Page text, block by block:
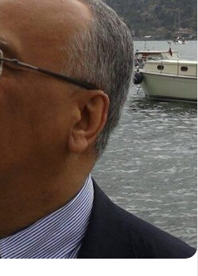
ر
ي
د
ا
إ
ل
ك
ت
ر
و
ن
ي